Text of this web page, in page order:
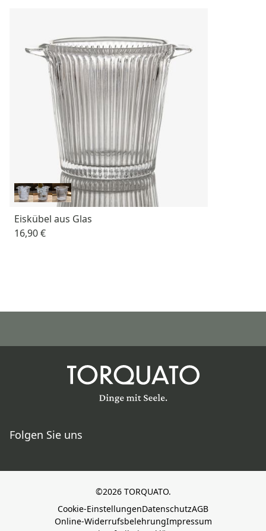
Eiskübel aus Glas
16,90 €
Folgen Sie uns
©2026 TORQUATO.
Cookie-EinstellungenDatenschutzAGB
Online-WiderrufsbelehrungImpressum